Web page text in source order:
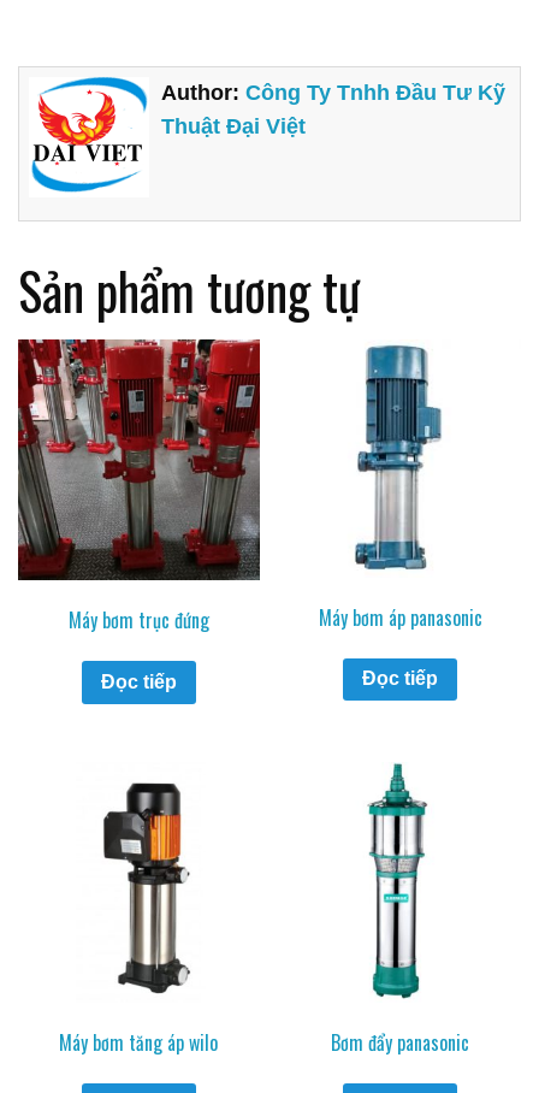
Author:Công Ty Tnhh Đầu Tư Kỹ
Thuật Đại Việt
Sản phẩm tương tự
Máy bơm trục đứng
Đọc tiếp
Máy bơm áp panasonic
Đọc tiếp
Máy bơm tăng áp wilo Bơm đẩy panasonic